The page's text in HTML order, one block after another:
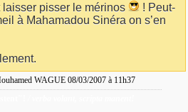
laisser pisser le mérinos
! Peut-
à Mahamadou Sinéra on s’en
WAGUE 08/03/2007 à 11h37